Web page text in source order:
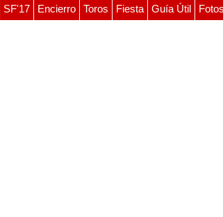
SF'17 Encierro Toros Fiesta Guía Útil Fotos